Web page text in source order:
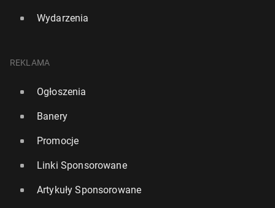
Wydarzenia
REKLAMA
Ogłoszenia
Banery
Promocje
Linki Sponsorowane
Artykuły Sponsorowane